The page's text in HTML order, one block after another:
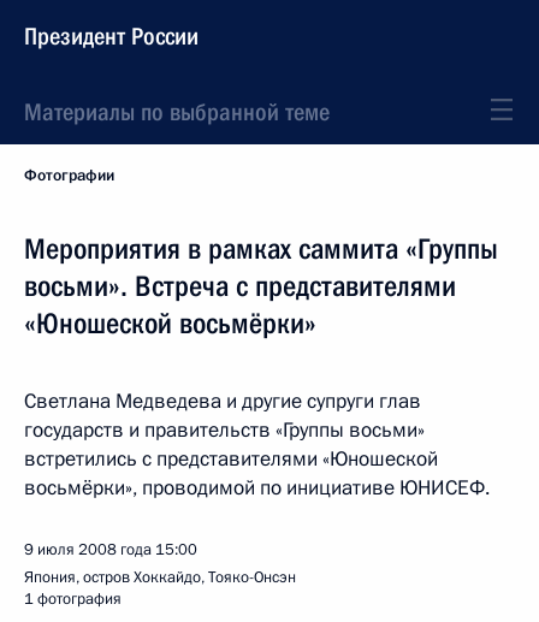
Президент России
Материалы по выбранной теме
Фотографии
Мероприятия в рамках саммита «Группы
восьми». Встреча с представителями
«Юношеской восьмёрки»
Светлана Медведева и другие супруги глав
государств и правительств «Группы восьми»
встретились с представителями «Юношеской
восьмёрки», проводимой по инициативе ЮНИСЕФ.
9 июля 2008 года 15:00
Япония, остров Хоккайдо, Тояко-Онсэн
1 фотография